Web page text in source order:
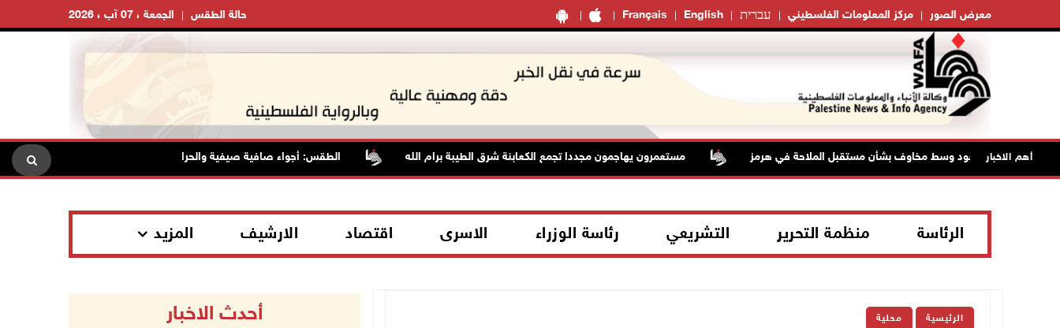
Français English עברית مركز المعلومات الفلسطيني معرض الصور الجمعة ، 07 آب ، 2026 حالة الطقس
أهم الاخبار
تواصل الصعود وسط مخاوف بشأن مستقبل الملاحة في هرمز مستعمرون يهاجمون مجددا تجمع الكعابنة شرق الطيبة برام الله الطقس: أجواء صافية صيفية والحرارة حول معدلها العام
الرئاسة منظمة التحرير التشريعي رئاسة الوزراء الاسرى اقتصاد الارشيف المزيد
الرئيسية محلية أحدث الاخبار